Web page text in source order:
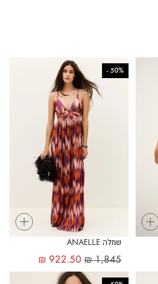
+
+
50%
-
שמלה ANAELLE
₪1,845
₪ 922.50